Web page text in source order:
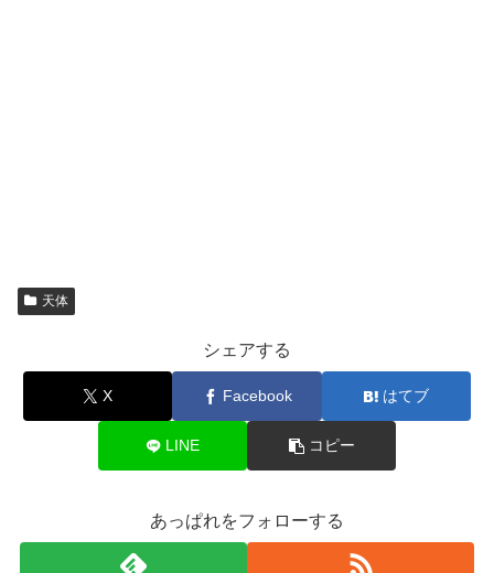
天体
シェアする
X Facebook はてブ
LINE コピー
あっぱれをフォローする